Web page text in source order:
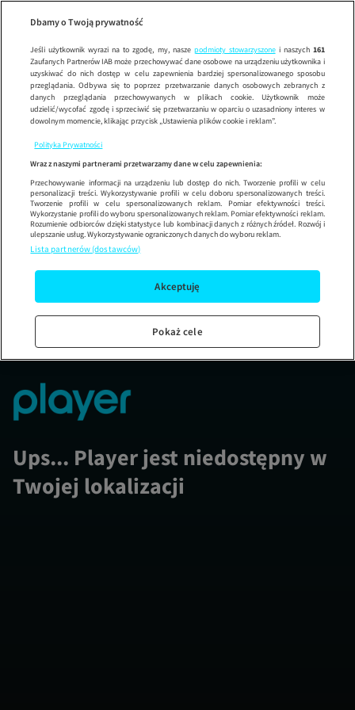
Wypróbuj aplikację mobilną
Korzystaj z łatwiejszej nawigacji i ciesz się szybszym
Ups... Player jest niedostępny w
Twojej lokalizacji
Dbamy o Twoją prywatność
Jeśli użytkownik wyrazi na to zgodę, my, nasze podmioty stowarzyszonei naszych 161
Zaufanych Partnerów IAB może przechowywać dane osobowe na urządzeniu użytkownika i
uzyskiwać do nich dostęp w celu zapewnienia bardziej spersonalizowanego sposobu
przeglądania. Odbywa się to poprzez przetwarzanie danych osobowych zebranych z
danych przeglądania przechowywanych w plikach cookie. Użytkownik może
udzielić/wycofać zgodę i sprzeciwić się przetwarzaniu w oparciu o uzasadniony interes w
dowolnym momencie, klikając przycisk „Ustawienia plików cookie i reklam”.
Polityka Prywatności
Wraz z naszymi partnerami przetwarzamy dane w celu zapewnienia:
Przechowywanie informacji na urządzeniu lub dostęp do nich. Tworzenie profili w celu
personalizacji treści. Wykorzystywanie profili w celu doboru spersonalizowanych treści.
Tworzenie profili w celu spersonalizowanych reklam. Pomiar efektywności treści.
Wykorzystanie profili do wyboru spersonalizowanych reklam. Pomiar efektywności reklam.
Rozumienie odbiorców dzięki statystyce lub kombinacji danych z różnych źródeł. Rozwój i
ulepszanie usług. Wykorzystywanie ograniczonych danych do wyboru reklam.
Lista partnerów (dostawców)
Akceptuję
Pokaż cele